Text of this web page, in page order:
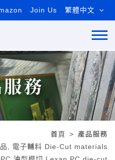
Join Us 繁體中文
務
首頁
產品服務
, 電子輔料 Die-Cut materials